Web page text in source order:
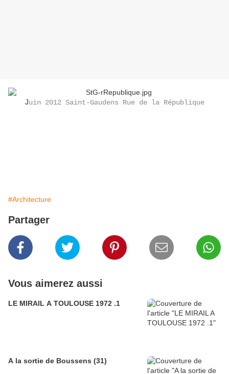
Juin 2012 Saint-Gaudens Rue de la République
#Architecture
Partager
Vous aimerez aussi
LE MIRAIL A TOULOUSE 1972 .1
A la sortie de Boussens (31)